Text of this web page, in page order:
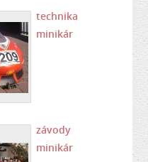
technika
minikár
závody
minikár